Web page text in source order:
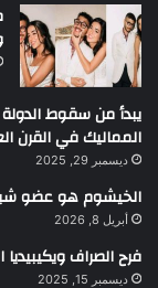
المماليك في القرن
ديسمبر 29, 2025
الخيشوم هو عضو
أبريل 8, 2026
فرح الصراف ويكيبيديا
ديسمبر 15, 2025